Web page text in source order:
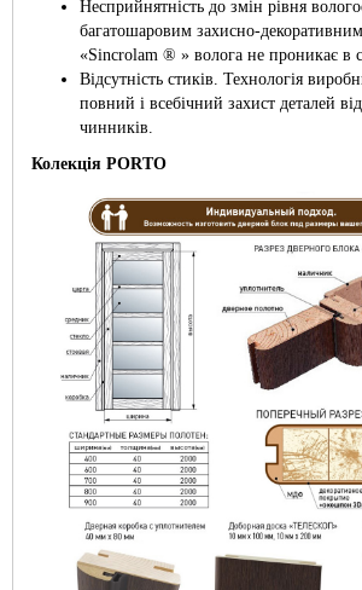
Несприйнятність до змін рівня
багатошаровим захисно-
«Sincrolam ® » волога не проникає в
Відсутність стиків. Технологія
повний і всебічний захист деталей
чинників.
Колекція PORTO